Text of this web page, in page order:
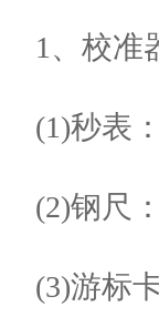
、校准
秒表：
钢尺：
游标卡